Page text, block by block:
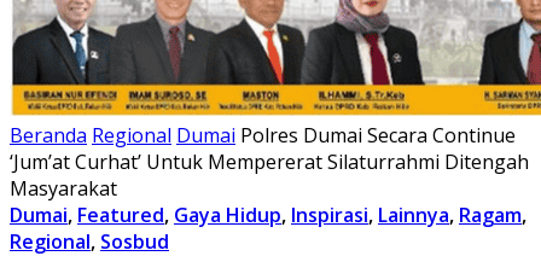
Beranda Regional Dumai Polres Dumai Secara Continue
‘Jum’at Curhat’ Untuk Mempererat Silaturrahmi Ditengah
Masyarakat
Dumai, Featured, Gaya Hidup, Inspirasi, Lainnya, Ragam,
Regional, Sosbud